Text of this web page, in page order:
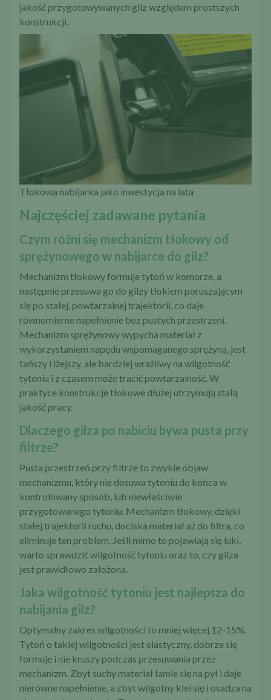
jakość przygotowywanych gilz względem prostszych
konstrukcji.
Tłokowa nabijarka jako inwestycja na lata
Najczęściej zadawane pytania
Czym różni się mechanizm tłokowy od
sprężynowego w nabijarce do gilz?
Mechanizm tłokowy formuje tytoń w komorze, a
następnie przesuwa go do gilzy tłokiem poruszającym
się po stałej, powtarzalnej trajektorii, co daje
równomierne napełnienie bez pustych przestrzeni.
Mechanizm sprężynowy wypycha materiał z
wykorzystaniem napędu wspomaganego sprężyną, jest
tańszy i lżejszy, ale bardziej wrażliwy na wilgotność
tytoniu i z czasem może tracić powtarzalność. W
praktyce konstrukcje tłokowe dłużej utrzymują stałą
jakość pracy.
Dlaczego gilza po nabiciu bywa pusta przy
filtrze?
Pusta przestrzeń przy filtrze to zwykle objaw
mechanizmu, który nie dosuwa tytoniu do końca w
kontrolowany sposób, lub niewłaściwie
przygotowanego tytoniu. Mechanizm tłokowy, dzięki
stałej trajektorii ruchu, dociska materiał aż do filtra, co
eliminuje ten problem. Jeśli mimo to pojawiają się luki,
warto sprawdzić wilgotność tytoniu oraz to, czy gilza
jest prawidłowo założona.
Jaka wilgotność tytoniu jest najlepsza do
nabijania gilz?
Optymalny zakres wilgotności to mniej więcej 12-15%.
Tytoń o takiej wilgotności jest elastyczny, dobrze się
formuje i nie kruszy podczas przesuwania przez
mechanizm. Zbyt suchy materiał łamie się na pył i daje
nierówne napełnienie, a zbyt wilgotny klei się i osadza na